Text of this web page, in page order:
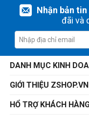
Nhận bản
đãi và
DANH MỤC KINH
GIỚI THIỆU ZSHOP.VN
HỔ TRỢ KHÁCH